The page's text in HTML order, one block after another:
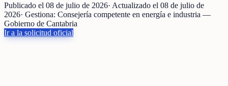
Publicado el 08 de julio de 2026· Actualizado el 08 de julio de
2026· Gestiona: Consejería competente en energía e industria —
Gobierno de Cantabria
Ir a la solicitud oficial